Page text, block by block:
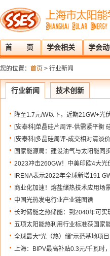
首 页 学会相关 学会
您的位置： 首页 > 行业新闻
行业新闻 技术创新
降至1.7元/W以下，近期21GW+光
[安泰科]单晶硅片周评-供需紧平衡
[安泰科]多晶硅周评-成交相对清淡
国家能源局：建设油气与太阳能同
2023冲击260GW！中美印欧4大光
IRENA表示2022年全球新增191
商业化加速！熔盐储热技术应用场
中国光热发电行业产业链图谱
长时储能之热储能：到2040年可实
五项太阳能热利用行业标准获国家
全球最大“光（热）储”示范基地项
上海：BIPV最高补贴0.3元/千瓦时